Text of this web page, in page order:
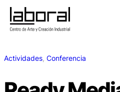
Actividades, Conferencia